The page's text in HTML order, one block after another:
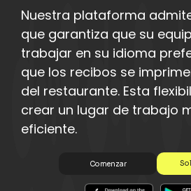
Nuestra plataforma
que garantiza que su
trabajar en su idioma
que los recibos se
del restaurante. Esta
crear un lugar de trabajo
eficiente.
Comenzar